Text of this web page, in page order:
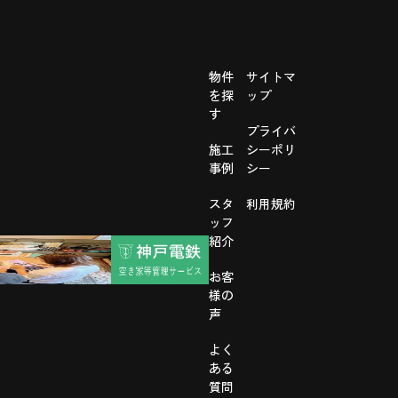
物件
を探
す
施工
事例
スタ
ッフ
紹介
お客
様の
声
よく
ある
質問
サイトマ
ップ
プライバ
シーポリ
シー
利用規約